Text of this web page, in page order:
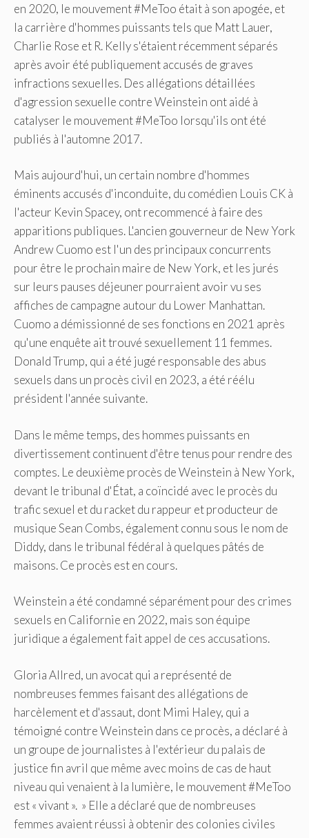
en 2020, le mouvement #MeToo était à son apogée, et
la carrière d'hommes puissants tels que Matt Lauer,
Charlie Rose et R. Kelly s'étaient récemment séparés
après avoir été publiquement accusés de graves
infractions sexuelles. Des allégations détaillées
d'agression sexuelle contre Weinstein ont aidé à
catalyser le mouvement #MeToo lorsqu'ils ont été
publiés à l'automne 2017.
Mais aujourd'hui, un certain nombre d'hommes
éminents accusés d'inconduite, du comédien Louis CK à
l'acteur Kevin Spacey, ont recommencé à faire des
apparitions publiques. L'ancien gouverneur de New York
Andrew Cuomo est l'un des principaux concurrents
pour être le prochain maire de New York, et les jurés
sur leurs pauses déjeuner pourraient avoir vu ses
affiches de campagne autour du Lower Manhattan.
Cuomo a démissionné de ses fonctions en 2021 après
qu'une enquête ait trouvé sexuellement 11 femmes.
Donald Trump, qui a été jugé responsable des abus
sexuels dans un procès civil en 2023, a été réélu
président l'année suivante.
Dans le même temps, des hommes puissants en
divertissement continuent d'être tenus pour rendre des
comptes. Le deuxième procès de Weinstein à New York,
devant le tribunal d'État, a coïncidé avec le procès du
trafic sexuel et du racket du rappeur et producteur de
musique Sean Combs, également connu sous le nom de
Diddy, dans le tribunal fédéral à quelques pâtés de
maisons. Ce procès est en cours.
Weinstein a été condamné séparément pour des crimes
sexuels en Californie en 2022, mais son équipe
juridique a également fait appel de ces accusations.
Gloria Allred, un avocat qui a représenté de
nombreuses femmes faisant des allégations de
harcèlement et d'assaut, dont Mimi Haley, qui a
témoigné contre Weinstein dans ce procès, a déclaré à
un groupe de journalistes à l'extérieur du palais de
justice fin avril que même avec moins de cas de haut
niveau qui venaient à la lumière, le mouvement #MeToo
est « vivant ». » Elle a déclaré que de nombreuses
femmes avaient réussi à obtenir des colonies civiles